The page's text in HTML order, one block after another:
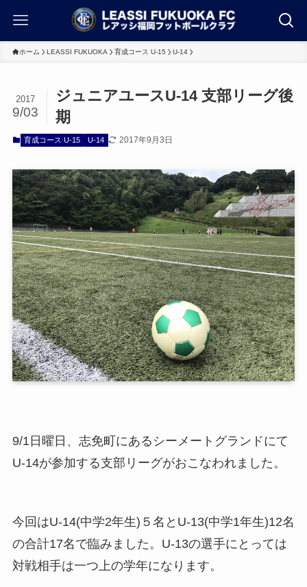
ホーム LEASSI FUKUOKA 育成コース U-15 U-14
ジュニアユースU-14 支部リーグ後
期
2017
9/03
育成コース U-15 U-14 2017年9月3日
9/1日曜日、志免町にあるシーメートグランドにて
U-14が参加する支部リーグがおこなわれました。
今回はU-14(中学2年生)５名とU-13(中学1年生)12名
の合計17名で臨みました。U-13の選手にとっては
対戦相手は一つ上の学年になります。